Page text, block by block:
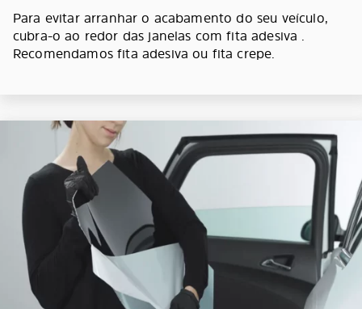
Para evitar arranhar o acabamento do seu veículo,
cubra-o ao redor das janelas com fita adesiva .
Recomendamos fita adesiva ou fita crepe.